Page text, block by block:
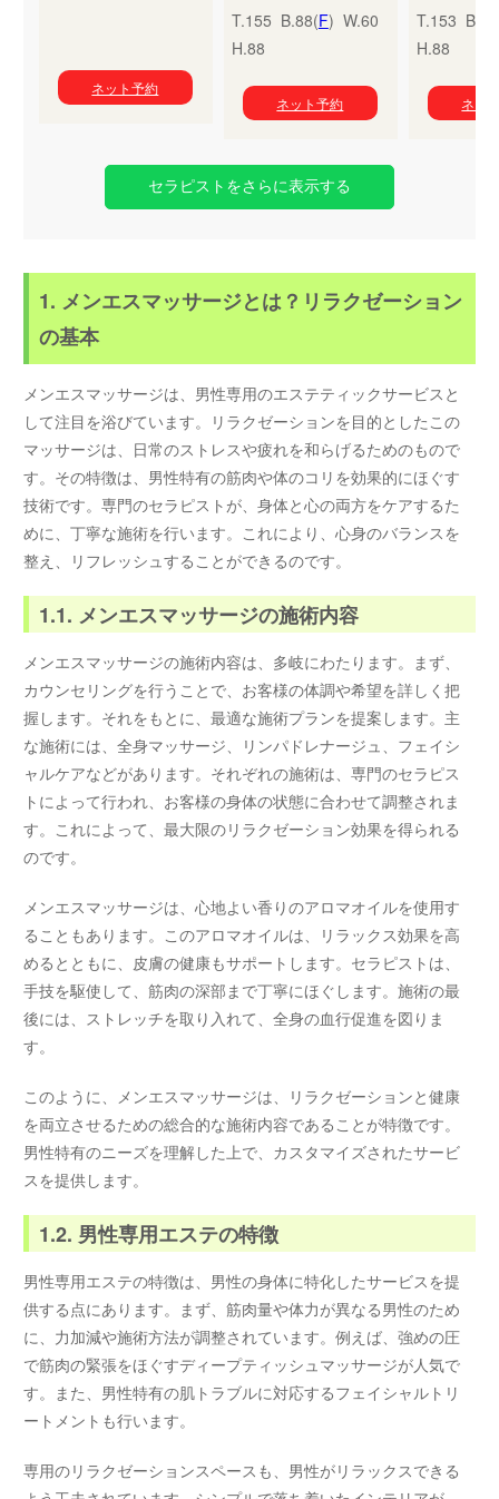
ネット予約
T.155 B.88(F) W.60
H.88
ネット予約
T.153
H.88
ネッ
セラピストをさらに表示する
1. メンエスマッサージとは？リラクゼーション
の基本
メンエスマッサージは、男性専用のエステティックサービスと
して注目を浴びています。リラクゼーションを目的としたこの
マッサージは、日常のストレスや疲れを和らげるためのもので
す。その特徴は、男性特有の筋肉や体のコリを効果的にほぐす
技術です。専門のセラピストが、身体と心の両方をケアするた
めに、丁寧な施術を行います。これにより、心身のバランスを
整え、リフレッシュすることができるのです。
1.1. メンエスマッサージの施術内容
メンエスマッサージの施術内容は、多岐にわたります。まず、
カウンセリングを行うことで、お客様の体調や希望を詳しく把
握します。それをもとに、最適な施術プランを提案します。主
な施術には、全身マッサージ、リンパドレナージュ、フェイシ
ャルケアなどがあります。それぞれの施術は、専門のセラピス
トによって行われ、お客様の身体の状態に合わせて調整されま
す。これによって、最大限のリラクゼーション効果を得られる
のです。
メンエスマッサージは、心地よい香りのアロマオイルを使用す
ることもあります。このアロマオイルは、リラックス効果を高
めるとともに、皮膚の健康もサポートします。セラピストは、
手技を駆使して、筋肉の深部まで丁寧にほぐします。施術の最
後には、ストレッチを取り入れて、全身の血行促進を図りま
す。
このように、メンエスマッサージは、リラクゼーションと健康
を両立させるための総合的な施術内容であることが特徴です。
男性特有のニーズを理解した上で、カスタマイズされたサービ
スを提供します。
1.2. 男性専用エステの特徴
男性専用エステの特徴は、男性の身体に特化したサービスを提
供する点にあります。まず、筋肉量や体力が異なる男性のため
に、力加減や施術方法が調整されています。例えば、強めの圧
で筋肉の緊張をほぐすディープティッシュマッサージが人気で
す。また、男性特有の肌トラブルに対応するフェイシャルトリ
ートメントも行います。
専用のリラクゼーションスペースも、男性がリラックスできる